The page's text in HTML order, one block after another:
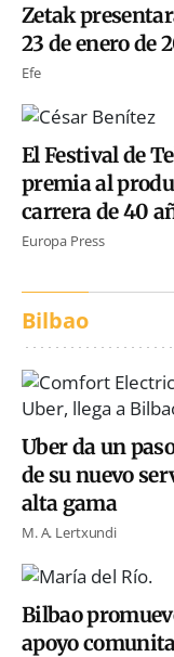
Zetak
23 de enero de
Efe
El Festival de
premia al
carrera de 40
Europa Press
Bilbao
Uber da un
de su nuevo
alta gama
M. A. Lertxundi
Bilbao
apoyo